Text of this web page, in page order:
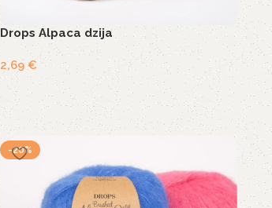
Drops Alpaca dzija
2,69€
-20%